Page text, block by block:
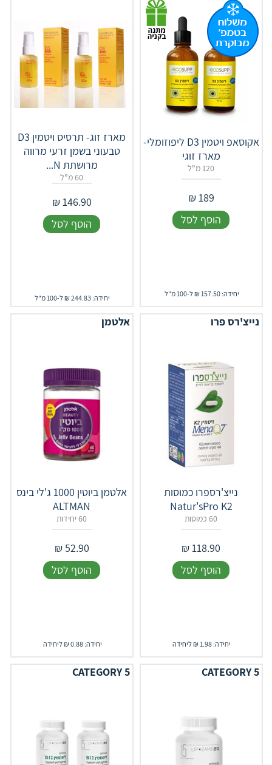
אקוסאפ ויטמין D3 ליפוזומלי-
מארז זוגי
120 מ"ל
189
₪
הוסף לסל
יחידה: 157.50 ₪ ל-100 מ"ל
מארז זוג- תרסיס ויטמין D3
טבעוני בשמן זרעי מרווה
מרושתת N...
60 מ"ל
146.90
₪
הוסף לסל
יחידה: 244.83 ₪ ל-100 מ"ל
נייצ'רס פרו
נייצ'רספרו כמוסות
Natur'sPro K2
60 כמוסות
118.90
₪
הוסף לסל
יחידה: 1.98 ₪ ליחידה
אלטמן
אלטמן ביוטין 1000 ג'לי בינס
ALTMAN
60 יחידות
52.90
₪
הוסף לסל
יחידה: 0.88 ₪ ליחידה
CATEGORY 5
CATEGORY 5